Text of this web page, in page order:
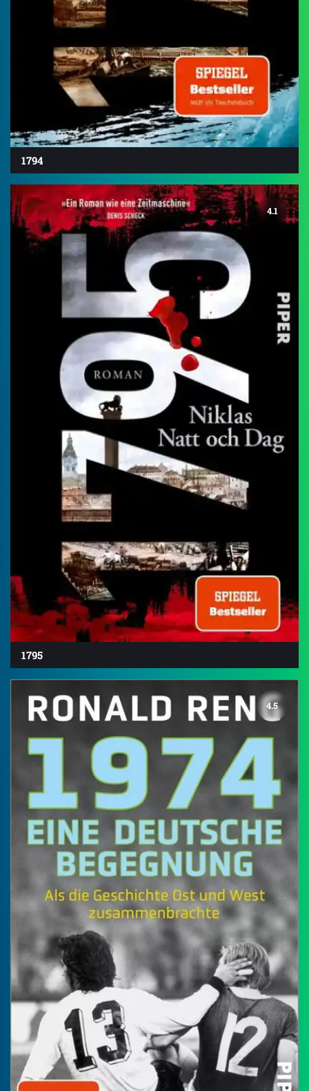
1794
4.1
1795
4.5